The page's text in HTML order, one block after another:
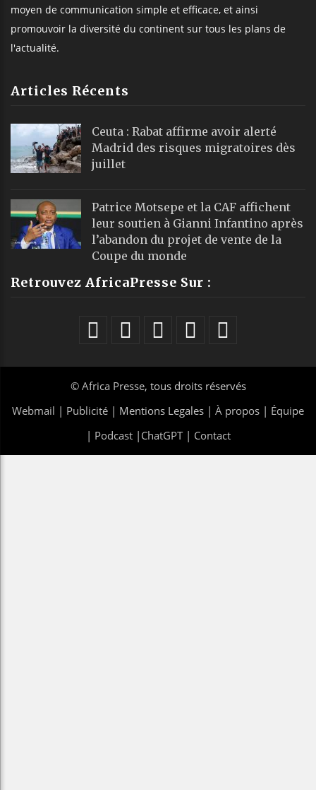
moyen de communication simple et efficace, et ainsi
promouvoir la diversité du continent sur tous les plans de
l'actualité.
Articles Récents
Ceuta : Rabat affirme avoir alerté
Madrid des risques migratoires dès
juillet
Patrice Motsepe et la CAF affichent
leur soutien à Gianni Infantino après
l’abandon du projet de vente de la
Coupe du monde
Retrouvez AfricaPresse Sur :
© Africa Presse, tous droits réservés
Webmail | Publicité | Mentions Legales | À propos | Équipe
| Podcast| ChatGPT| Contact